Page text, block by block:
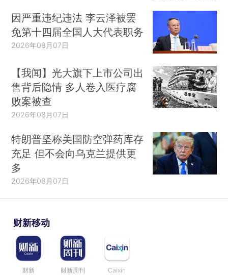
因严重违纪违法 李云泽被罢
免第十四届全国人大代表职务
2026年08月07日
【我闻】光大旗下上市公司出
售背后隐情 多人卷入医疗腐
败案被查
2026年08月07日
特朗普坚称美国防空弹药库存
充足 但不会向乌克兰提供更
多
2026年08月07日
财新移动
财新 财新周刊 Caixin